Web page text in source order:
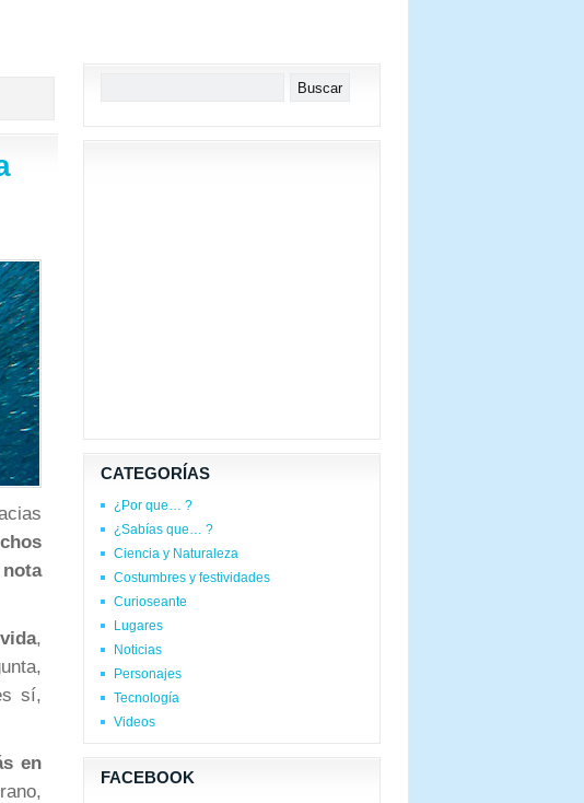
,
sí,
en
CATEGORÍAS
¿Por que… ?
¿Sabías que… ?
Ciencia y Naturaleza
Costumbres y festividades
Curioseante
Lugares
Noticias
Personajes
Tecnología
Videos
FACEBOOK